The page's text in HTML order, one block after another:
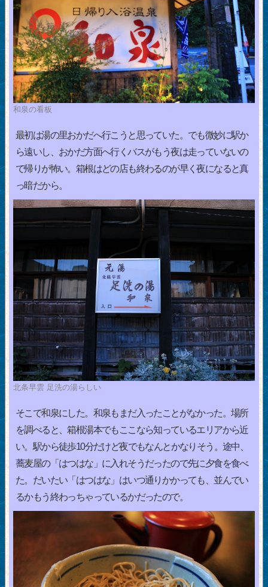
和泉の看板
最初は湯の里おかだへ行こうと思っていた。でも微妙に駅か
ら遠いし、おかだ方面へ行くバスがもう夜は走っていないの
で帰りが怖い。箱根はどの店も終わるのが早く夜になると真
っ暗だから。
北条早雲 足洗の湯らしい
そこで和泉にした。和泉もまだ入ったことがなかった。場所
を調べると、箱根湯本でもここなら知っているエリアから近
い。駅から徒歩10分だけど夜でもなんとかなりそう。途中、
蕎麦屋の「はつはな」に入れそうだったので先に夕食を食べ
た。だいたい「はつはな」はいつ通りかかっても、並んでい
るかもう終わっちゃっているかだったので。